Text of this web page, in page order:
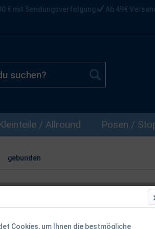
€ mit Sendungsverfolgung Ab 49€
/ Allround Posen /
gebunden
Gamakatsu
Gold Gr. 8
Cookies, um Ihnen die bestmögliche